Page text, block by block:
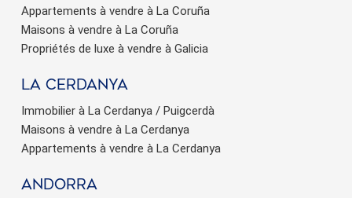
Appartements à vendre à La Coruña
Maisons à vendre à La Coruña
Propriétés de luxe à vendre à Galicia
La Cerdanya
Immobilier à La Cerdanya / Puigcerdà
Maisons à vendre à La Cerdanya
Appartements à vendre à La Cerdanya
Andorra